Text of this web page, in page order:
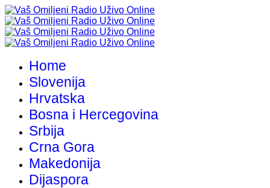
Home
Slovenija
Hrvatska
Bosna i Hercegovina
Srbija
Crna Gora
Makedonija
Dijaspora